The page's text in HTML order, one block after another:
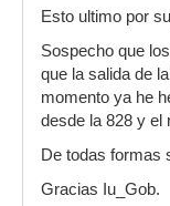
Esto ultimo por
Sospecho que
que la salida de
momento ya he
desde la 828 y el
De todas formas
Gracias Iu_Gob.